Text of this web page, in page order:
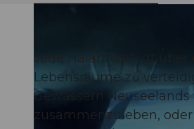
Jede Haiart verfügt
Lebensräume zu
Gewässern
zusammenzuleben,